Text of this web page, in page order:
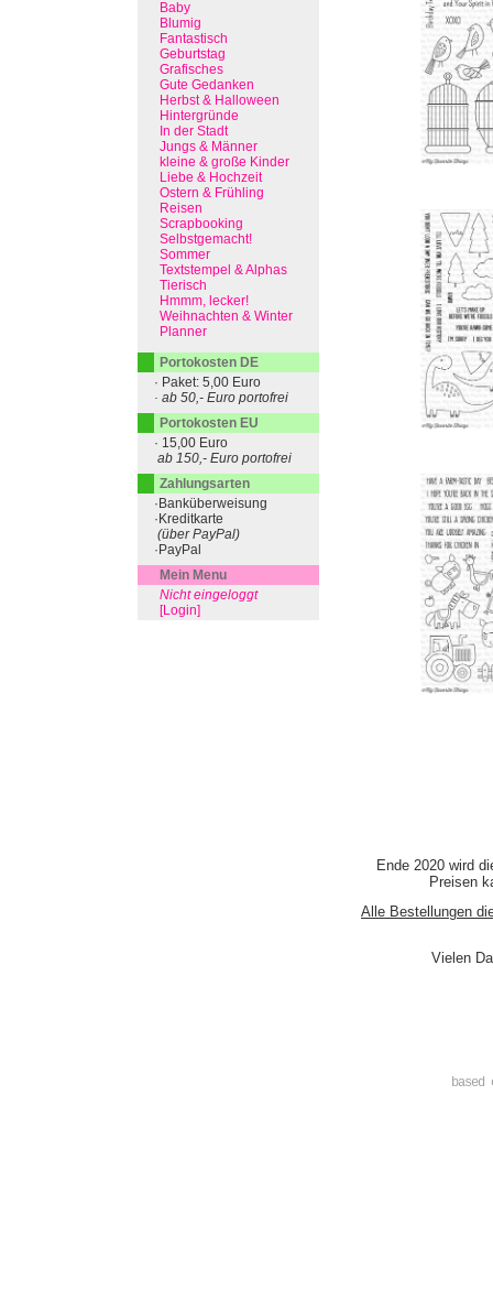
Ende 2020 wird
Preisen
Alle Bestellungen
Vielen
Baby
Blumig
Fantastisch
Geburtstag
Grafisches
Gute Gedanken
Herbst & Halloween
Hintergründe
In der Stadt
Jungs & Männer
kleine & große Kinder
Liebe & Hochzeit
Ostern & Frühling
Reisen
Scrapbooking
Selbstgemacht!
Sommer
Textstempel & Alphas
Tierisch
Hmmm, lecker!
Weihnachten & Winter
Planner
Portokosten DE
· Paket: 5,00 Euro
· ab 50,- Euro portofrei
Portokosten EU
· 15,00 Euro
ab 150,- Euro portofrei
Zahlungsarten
·Banküberweisung
·Kreditkarte
(über PayPal)
·PayPal
Mein Menu
Nicht eingeloggt
[Login]